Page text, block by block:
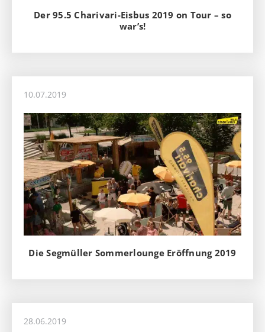
Der 95.5 Charivari-Eisbus 2019 on Tour – so
war’s!
10.07.2019
Die Segmüller Sommerlounge Eröffnung 2019
28.06.2019